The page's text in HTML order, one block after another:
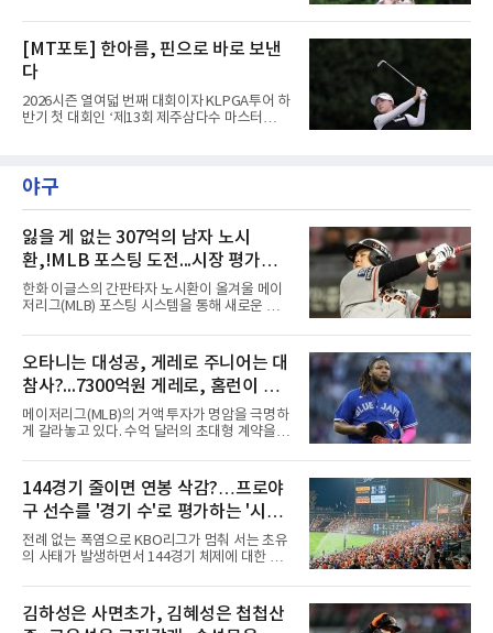
트(파72/6,767야드)에서 열리고 있다.8일 현재
에서 경기하고 있다.
[MT포토] 한아름, 핀으로 바로 보낸
다
2026시즌 열여덟 번째 대회이자 KLPGA투어 하
반기 첫 대회인 ‘제13회 제주삼다수 마스터
3라운드 경기가 펼쳐지고 있다.한아름이 1번 홀
에서 경기하고 있다.
야구
잃을 게 없는 307억의 남자 노시
환,!MLB 포스팅 도전...시장 평가는
의외일 수 있어
한화 이글스의 간판타자 노시환이 올겨울 메이
저리그(MLB) 포스팅 시스템을 통해 새로운 도전
KBO리그 사상 초유의 비FA 다년 계약을 체결하
면서 동시에 해외 진출 가능성을 열어두는 조항
을 포함했다. 국내에서 이미 최고 수준의 대우와
확실한 입지를 확보한 만큼, 이번 메이저리그 도
전은 생존을 건 승부수가 아니다.오히려 잃을 것
이 없는 도전에 가깝다. 노시환은 이미 KBO리그
에서 연평균 약 28억 원에 달하는 대형 계약과
라도 돌아올 곳이 확실하다.그렇다고 포스팅 도
전의 의미가 작아지는 것은 아
오타니는 대성공, 게레로 주니어는 대
참사?...7300억원 게레로, 홈런이 충
격적인 6개, 야후 스포츠 "올해 트레
이드했어야" 질타
메이저리그(MLB)의 거액 투자가 명암을 극명하
게 갈라놓고 있다. 수억 달러의 초대형 계약을 안
을 결정짓는 가운데, LA 다저스의 오타니 쇼헤
이가 완벽한 대성공 신화를 써 내려가는 것과 달
리 토론토 블루제이스의 블라디미르 게레로 주
니어는 대참사 수준의 부진에 허덕이고 있다.토
론토는 2025년 4월 게레로 주니어와 계약 기간
14년, 총액 5억 달러(당시 7300억원)라는 메이
저리그 역사상 손꼽히는 초대형 연장 계약을 체
서 보여준 맹활약을 믿고 그에게 팀의 미래를 전
144경기 줄이면 연봉 삭감?…프로야
구 선수를 '경기 수'로 평가하는 '시대
착오'
전례 없는 폭염으로 KBO리그가 멈춰 서는 초유
의 사태가 발생하면서 144경기 체제에 대한 근
다.선수들의 건강과 경기력, 그리고 리그의 지속
가능성을 고려하면 이제는 단순히 '얼마나 많은
경기를 치르느냐'가 아니라 '어떤 수준의 경기를
김하성은 사면초가, 김혜성은 첩첩산